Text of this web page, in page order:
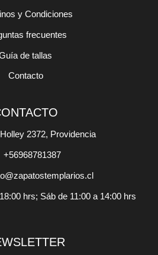
y Condiciones
frecuentes
de tallas
Contacto
2372, Providencia
+56968781387
hrs; Sáb de 11:00 a 14:00 hrs